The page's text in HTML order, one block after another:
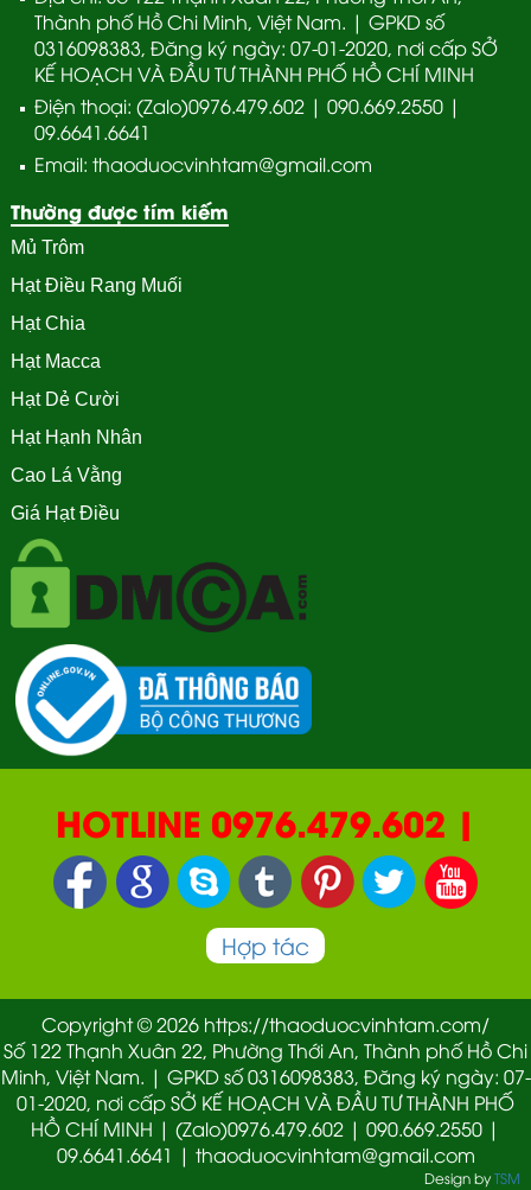
Thành phố Hồ Chi Minh, Việt Nam. | GPKD số
0316098383, Đăng ký ngày: 07-01-2020, nơi cấp SỞ
KẾ HOẠCH VÀ ĐẦU TƯ THÀNH PHỐ HỒ CHÍ MINH
Điện thoại: (Zalo)0976.479.602 | 090.669.2550 |
09.6641.6641
Email: thaoduocvinhtam@gmail.com
Thường được tím kiếm
Mủ Trôm
Hạt Điều Rang Muối
Hạt Chia
Hạt Macca
Hạt Dẻ Cười
Hạt Hạnh Nhân
Cao Lá Vằng
Giá Hạt Điều
HOTLINE 0976.479.602 |
090.669.2550 | 0987.877.193
Hợp tác
Copyright © 2026 https://thaoduocvinhtam.com/
Số 122 Thạnh Xuân 22, Phường Thới An, Thành phố Hồ Chi
Minh, Việt Nam. | GPKD số 0316098383, Đăng ký ngày: 07-
01-2020, nơi cấp SỞ KẾ HOẠCH VÀ ĐẦU TƯ THÀNH PHỐ
HỒ CHÍ MINH | (Zalo)0976.479.602 | 090.669.2550 |
09.6641.6641 | thaoduocvinhtam@gmail.com
Design byTSM